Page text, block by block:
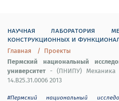
научная лаборатория
конструкционных и
Главная Проекты
Пермский национальный
университет - (ПНИПУ) Механика
14.B25.31.0006 2013
#Пермский национальный